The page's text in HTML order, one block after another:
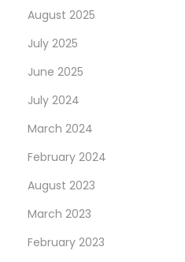
August 2025
July 2025
June 2025
July 2024
March 2024
February 2024
August 2023
March 2023
February 2023